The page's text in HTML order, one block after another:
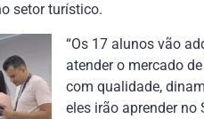
setor turístico.
“Os 17 alunos vão
atender o mercado
com qualidade,
eles irão aprender no